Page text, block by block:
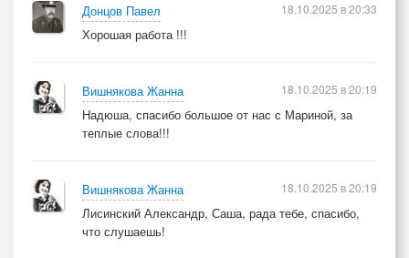
Донцов Павел
Хорошая работа !!!
18.10.2025 в 20:33
Вишнякова Жанна
Надюша, спасибо большое от нас с Мариной, за
теплые слова!!!
18.10.2025 в 20:19
Вишнякова Жанна
Лисинский Александр, Саша, рада тебе, спасибо,
что слушаешь!
18.10.2025 в 20:19